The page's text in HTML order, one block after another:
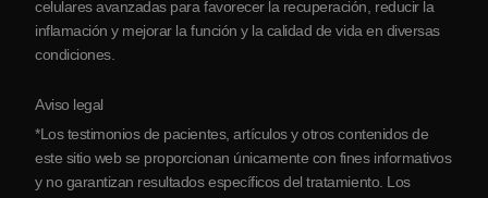
celulares avanzadas para favorecer la recuperación, reducir la
inflamación y mejorar la función y la calidad de vida en diversas
condiciones.
Aviso legal
*Los testimonios de pacientes, artículos y otros contenidos de
este sitio web se proporcionan únicamente con fines informativos
y no garantizan resultados específicos del tratamiento. Los